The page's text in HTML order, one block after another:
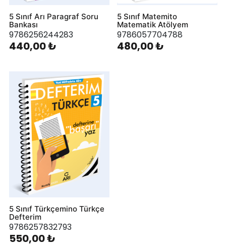
5 Sınıf Arı Paragraf Soru
Bankası
9786256244283
440,00 ₺
5 Sınıf Matemito
Matematik Atölyem
9786057704788
480,00 ₺
5 Sınıf Türkçemino Türkçe
Defterim
9786257832793
550,00 ₺